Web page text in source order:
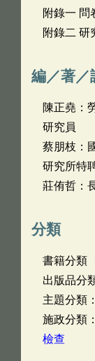
附錄一 問
附錄二 研
編／著／
陳正堯：
研究員
蔡朋枝：
研究所特
莊侑哲：
分類
書籍分類
出版品分
主題分類：
施政分類：
檢查